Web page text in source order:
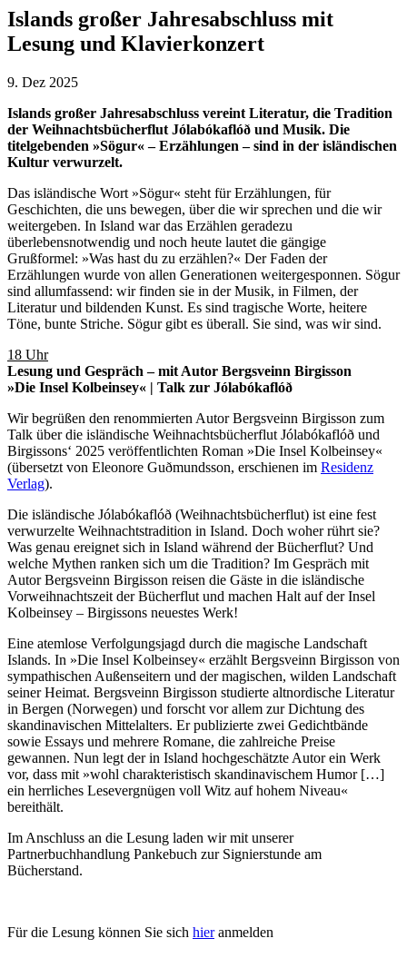
Islands großer Jahresabschluss mit
Lesung und Klavierkonzert
9. Dez 2025
Islands großer Jahresabschluss vereint Literatur, die Tradition
der Weihnachtsbücherflut Jólabókaflóð und Musik. Die
titelgebenden »Sögur« – Erzählungen – sind in der isländischen
Kultur verwurzelt.
Das isländische Wort »Sögur« steht für Erzählungen, für
Geschichten, die uns bewegen, über die wir sprechen und die wir
weitergeben. In Island war das Erzählen geradezu
überlebensnotwendig und noch heute lautet die gängige
Grußformel: »Was hast du zu erzählen?« Der Faden der
Erzählungen wurde von allen Generationen weitergesponnen. Sögur
sind allumfassend: wir finden sie in der Musik, in Filmen, der
Literatur und bildenden Kunst. Es sind tragische Worte, heitere
Töne, bunte Striche. Sögur gibt es überall. Sie sind, was wir sind.
18 Uhr
Lesung und Gespräch – mit Autor Bergsveinn Birgisson
»Die Insel Kolbeinsey« | Talk zur Jólabókaflóð
Wir begrüßen den renommierten Autor Bergsveinn Birgisson zum
Talk über die isländische Weihnachtsbücherflut Jólabókaflóð und
Birgissons‘ 2025 veröffentlichten Roman »Die Insel Kolbeinsey«
(übersetzt von Eleonore Guðmundsson, erschienen im Residenz
Verlag).
Die isländische Jólabókaflóð (Weihnachtsbücherflut) ist eine fest
verwurzelte Weihnachtstradition in Island. Doch woher rührt sie?
Was genau ereignet sich in Island während der Bücherflut? Und
welche Mythen ranken sich um die Tradition? Im Gespräch mit
Autor Bergsveinn Birgisson reisen die Gäste in die isländische
Vorweihnachtszeit der Bücherflut und machen Halt auf der Insel
Kolbeinsey – Birgissons neuestes Werk!
Eine atemlose Verfolgungsjagd durch die magische Landschaft
Islands. In »Die Insel Kolbeinsey« erzählt Bergsveinn Birgisson von
sympathischen Außenseitern und der magischen, wilden Landschaft
seiner Heimat. Bergsveinn Birgisson studierte altnordische Literatur
in Bergen (Norwegen) und forscht vor allem zur Dichtung des
skandinavischen Mittelalters. Er publizierte zwei Gedichtbände
sowie Essays und mehrere Romane, die zahlreiche Preise
gewannen. Nun legt der in Island hochgeschätzte Autor ein Werk
vor, dass mit »wohl charakteristisch skandinavischem Humor […]
ein herrliches Lesevergnügen voll Witz auf hohem Niveau«
bereithält.
Im Anschluss an die Lesung laden wir mit unserer
Partnerbuchhandlung Pankebuch zur Signierstunde am
Bücherstand.
Für die Lesung können Sie sich hieranmelden